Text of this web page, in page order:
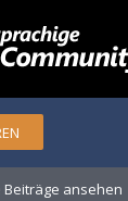
Beiträge ansehen